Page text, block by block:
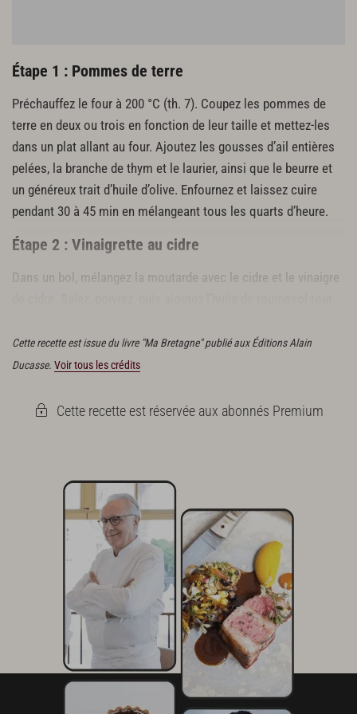
Étape 1 : Pommes de terre
Préchauffez le four à 200 °C (th. 7). Coupez les pommes de
terre en deux ou trois en fonction de leur taille et mettez-les
dans un plat allant au four. Ajoutez les gousses d’ail entières
pelées, la branche de thym et le laurier, ainsi que le beurre et
un généreux trait d’huile d’olive. Enfournez et laissez cuire
pendant 30 à 45 min en mélangeant tous les quarts d’heure.
Étape 2 : Vinaigrette au cidre
Dans un bol, mélangez la moutarde avec le cidre et le vinaigre
Cette recette est issue du livre "Ma Bretagne" publié aux Éditions Alain
Ducasse. Voir tous les crédits
Cette recette est réservée aux abonnés Premium